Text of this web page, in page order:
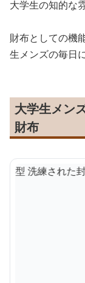
大学生の知的な
財布としての機
生メンズの毎日
大学生メン
財布